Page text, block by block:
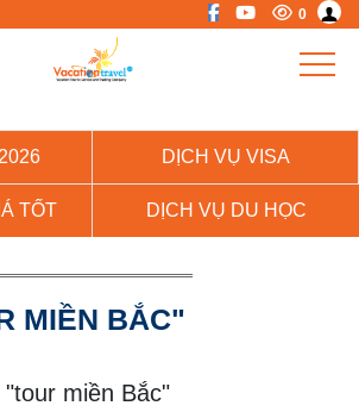
0
DỊCH VỤ VISA
TỐT DỊCH VỤ DU HỌC
MIỀN BẮC"
miền Bắc"